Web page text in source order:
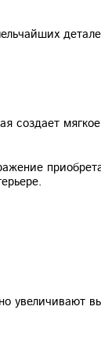
создает
увеличивают